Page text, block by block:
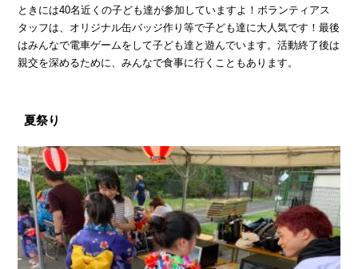
ときには40名近くの子ども達が参加していますよ！ボランティアス
タッフは、オリジナル缶バッジ作り等で子ども達に大人気です！最後
はみんなで電車ゲームをして子ども達と遊んでいます。活動終了後は
親交を深めるために、みんなで食事に行くこともあります。
夏祭り